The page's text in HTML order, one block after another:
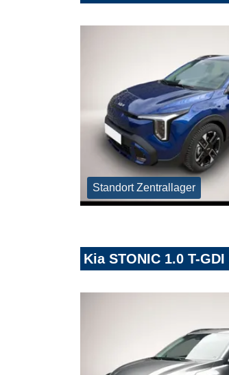
Standort Zentrallager
Kia STONIC 1.0 T-